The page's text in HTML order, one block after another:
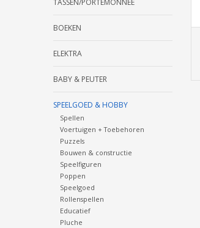
TASSEN/PORTEMONNEE
BOEKEN
ELEKTRA
BABY & PEUTER
SPEELGOED & HOBBY
Spellen
Voertuigen + Toebehoren
Puzzels
Bouwen & constructie
Speelfiguren
Poppen
Speelgoed
Rollenspellen
Educatief
Pluche